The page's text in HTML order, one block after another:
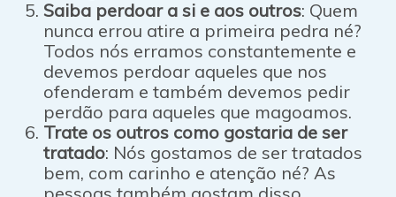
Saiba perdoar a si e aos outros: Quem
nunca errou atire a primeira pedra né?
Todos nós erramos constantemente e
devemos perdoar aqueles que nos
ofenderam e também devemos pedir
perdão para aqueles que magoamos.
Trate os outros como gostaria de ser
tratado: Nós gostamos de ser tratados
bem, com carinho e atenção né? As